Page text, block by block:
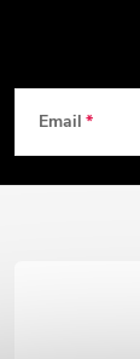
Z
á
Email